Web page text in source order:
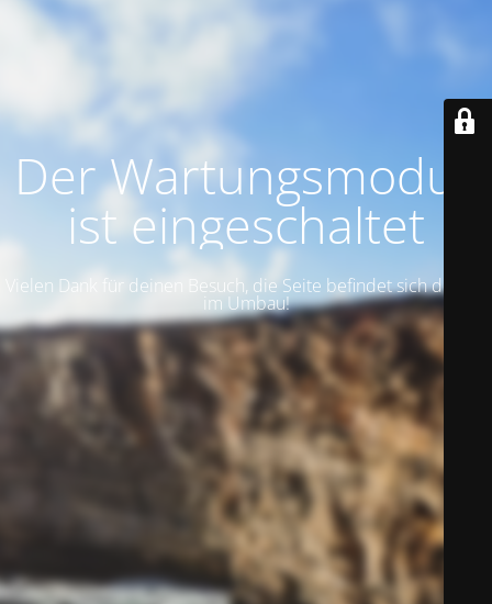
Der Wartungsmodus
ist eingeschaltet
Vielen Dank für deinen Besuch, die Seite befindet sich derzeit
im Umbau!